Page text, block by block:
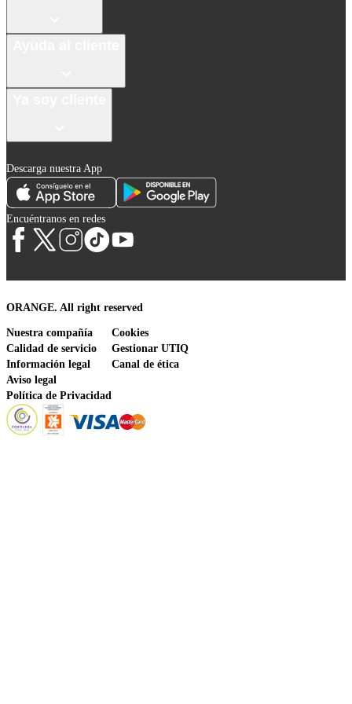
Descarga nuestra App
Encuéntranos en redes
ORANGE. All right reserved
Nuestra compañía
Calidad de servicio
Información legal
Aviso legal
Política de Privacidad
Cookies
Gestionar UTIQ
Canal de ética